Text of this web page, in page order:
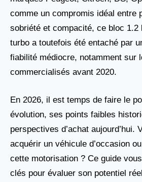
comme un compromis idéal entre
sobriété et compacité, ce bloc 1.2
turbo a toutefois été entaché par
fiabilité médiocre, notamment sur
commercialisés avant 2020.
En 2026, il est temps de faire le
évolution, ses points faibles
perspectives d’achat aujourd’hui.
acquérir un véhicule d’occasion
cette motorisation ? Ce guide
clés pour évaluer son potentiel